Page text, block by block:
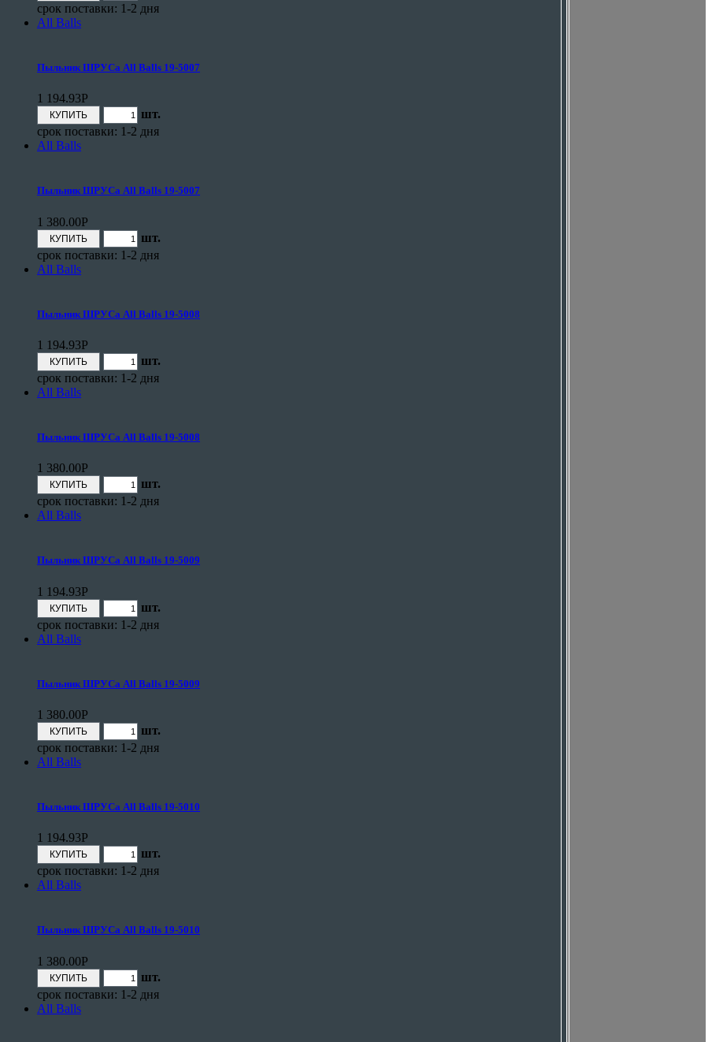
срок поставки: 1-2 дня
All Balls
Пыльник ШРУСа All Balls 19-5007
1 194.93Р
шт.
срок поставки: 1-2 дня
All Balls
Пыльник ШРУСа All Balls 19-5007
1 380.00Р
шт.
срок поставки: 1-2 дня
All Balls
Пыльник ШРУСа All Balls 19-5008
1 194.93Р
шт.
срок поставки: 1-2 дня
All Balls
Пыльник ШРУСа All Balls 19-5008
1 380.00Р
шт.
срок поставки: 1-2 дня
All Balls
Пыльник ШРУСа All Balls 19-5009
1 194.93Р
шт.
срок поставки: 1-2 дня
All Balls
Пыльник ШРУСа All Balls 19-5009
1 380.00Р
шт.
срок поставки: 1-2 дня
All Balls
Пыльник ШРУСа All Balls 19-5010
1 194.93Р
шт.
срок поставки: 1-2 дня
All Balls
Пыльник ШРУСа All Balls 19-5010
1 380.00Р
шт.
срок поставки: 1-2 дня
All Balls